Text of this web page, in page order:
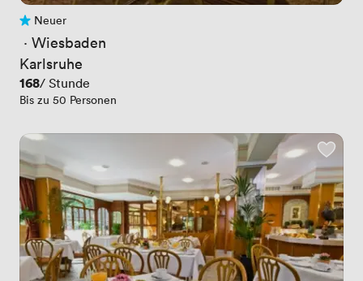
Noch keine Bewertungen
Neuer
· Wiesbaden
Karlsruhe
Preis
168/ Stunde
Bis zu 50 Personen